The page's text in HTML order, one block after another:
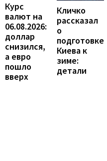
Курс
валют на
06.08.2026:
доллар
снизился,
а евро
пошло
вверх
Кличко
рассказал
о
подготовке
Киева к
зиме:
детали